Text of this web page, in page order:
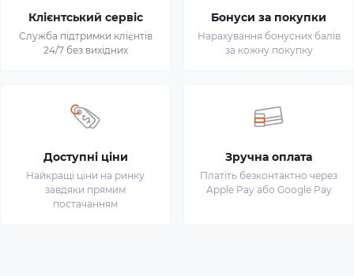
Клієнтський сервіс
Служба підтримки клієнтів
24/7 без вихідних
Бонуси за покупки
Нарахування бонусних балів
за кожну покупку
Доступні ціни
Найкращі ціни на ринку
завдяки прямим
постачанням
Зручна оплата
Платіть безконтактно через
Apple Pay або Google Pay